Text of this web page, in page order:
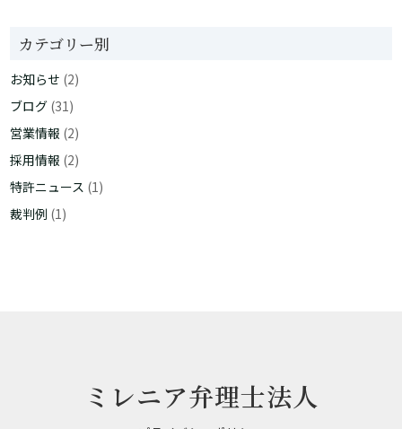
カテゴリー別
お知らせ (2)
ブログ (31)
営業情報 (2)
採用情報 (2)
特許ニュース (1)
裁判例 (1)
ミレニア弁理士法人